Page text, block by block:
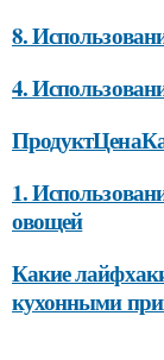
8.
4.
1.
овощей
Какие
кухонными